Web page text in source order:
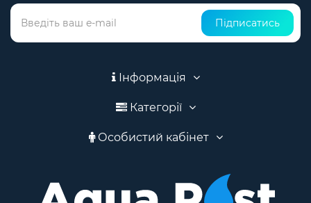
Підписатись
Інформація
Категорії
Особистий кабінет